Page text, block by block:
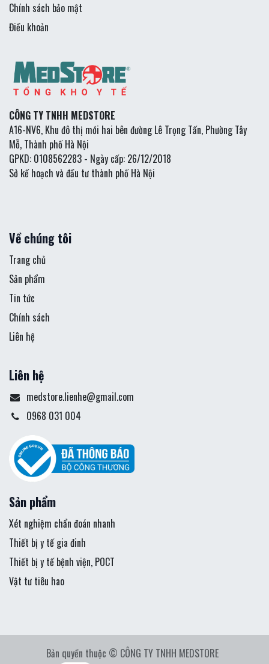
Chính sách bảo mật
Điều khoản
CÔNG TY TNHH MEDSTORE
A16-NV6, Khu đô thị mới hai bên đường Lê Trọng Tấn, Phường Tây
Mỗ, Thành phố Hà Nội
GPKD: 0108562283 - Ngày cấp: 26/12/2018
Sở kế hoạch và đầu tư thành phố Hà Nội
Về chúng tôi
Trang chủ
Sản phẩm
Tin tức
Chính sách
Liên hệ
Liên hệ
medstore.lienhe@gmail.com
0968 031 004
Sản phẩm
Xét nghiệm chẩn đoán nhanh
Thiết bị y tế gia đinh
Thiết bị y tế bệnh viện, POCT
Vật tư tiêu hao
Bản quyền thuộc © CÔNG TY TNHH MEDSTORE